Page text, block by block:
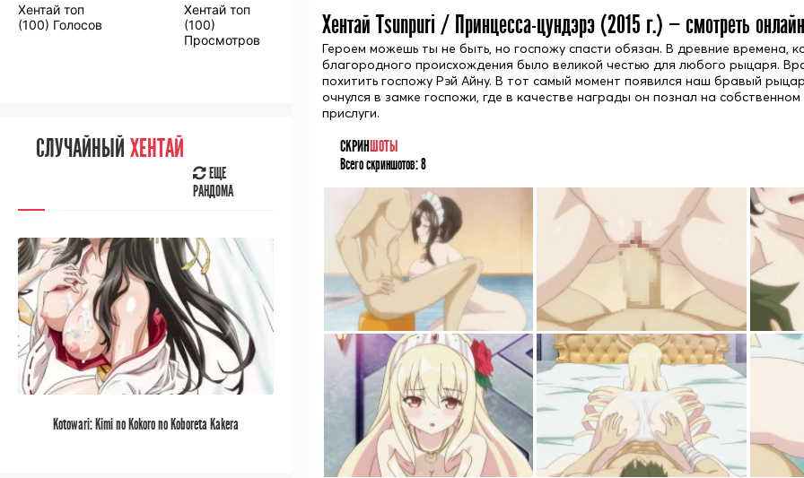
Хентай Tsunpuri / Принцесса-цундэрэ (2015 г.) — смотреть
Героем можешь ты не быть, но госпожу спасти обязан. В древние времена,
благородного происхождения было великой честью для любого рыцаря.
похитить госпожу Рэй Айну. В тот самый момент появился наш бравый
очнулся в замке госпожи, где в качестве награды он познал на
прислуги.
СКРИНШОТЫ
Всего скриншотов:8
Аниме фильмы Аниме OVA
СЛУЧАЙНОЕ АНИМЕ
РАНДОМА
ВЫ НЕДАВНОСМОТРЕЛИ
[/senpainoticeme]
САМЫЙ ПОПУЛЯРНЫЙ АНИМЕ
Хентай топ
(100) Голосов
Хентай топ
(100)
Просмотров
СЛУЧАЙНЫЙ ХЕНТАЙ
ЕЩЕ
РАНДОМА
Kotowari: Kimi no Kokoro no Koboreta Kakera